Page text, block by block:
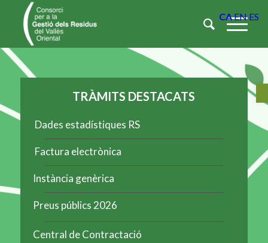
TRÀMITS DESTACATS
Dades estadístiques RS
Factura electrònica
Instància genèrica
Preus públics 2026
Central de Contractació
CAEN ES